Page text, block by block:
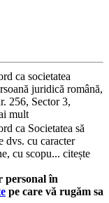
ca societatea
juridică română,
256, Sector 3,
mult
ca Societatea să
dvs. cu caracter
cu scopu... citește
personal în
pe care vă rugăm sa